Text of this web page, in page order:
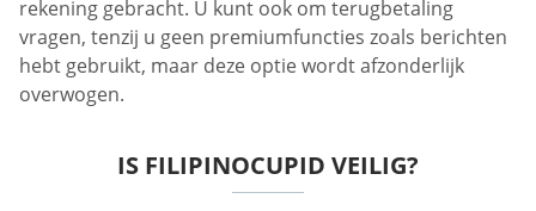
rekening gebracht. U kunt ook om terugbetaling
vragen, tenzij u geen premiumfuncties zoals berichten
hebt gebruikt, maar deze optie wordt afzonderlijk
overwogen.
IS FILIPINOCUPID VEILIG?